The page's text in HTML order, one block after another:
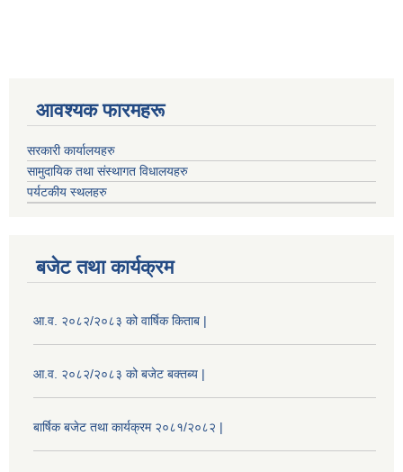
आवश्यक फारमहरू
सरकारी कार्यालयहरु
सामुदायिक तथा संस्थागत विधालयहरु
पर्यटकीय स्थलहरु
बजेट तथा कार्यक्रम
आ.व. २०८२/२०८३ को वार्षिक किताब |
आ.व. २०८२/२०८३ को बजेट बक्तब्य |
बार्षिक बजेट तथा कार्यक्रम २०८१/२०८२ |